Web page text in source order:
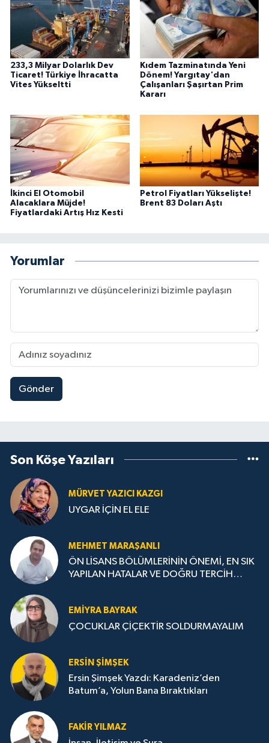
233,3 Milyar Dolarlık Dev
Ticaret! Türkiye İhracatta
Vites Yükseltti
Kıdem Tazminatında Yeni
Dönem! Yargıtay'dan
Çalışanları Şaşırtan Prim
Kararı
İkinci El Otomobil
Alacaklara Müjde!
Fiyatlardaki Artış Hız Kesti
Petrol Fiyatları Yükselişte!
Brent 83 Doları Aştı
Yorumlar
Gönder
Son Köşe Yazıları
MÜRVET YAZICI KAZGI
UYGAR İÇİN EL ELE
MEHMET MARAŞANLI
ÖN LİSANS BÖLÜMLERİNİN ÖNEMİ, EN SIK
YAPILAN HATALAR VE DOĞRU TERCİH
EMIYRA BAYRAK
ÇOCUKLAR ÇİÇEKTİR SOLDURMAYALIM
ERSIN ŞIMŞEK
Ersin Şimşek Yazdı: Karadeniz’den
Batum’a, Yolun Bana Bıraktıkları
FAKIR YILMAZ